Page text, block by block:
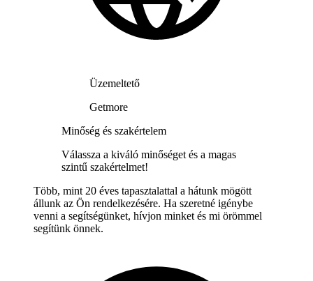
Üzemeltető
Getmore
Minőség és szakértelem
Válassza a kiváló minőséget és a magas
szintű szakértelmet!
Több, mint 20 éves tapasztalattal a hátunk mögött
állunk az Ön rendelkezésére. Ha szeretné igénybe
venni a segítségünket, hívjon minket és mi örömmel
segítünk önnek.